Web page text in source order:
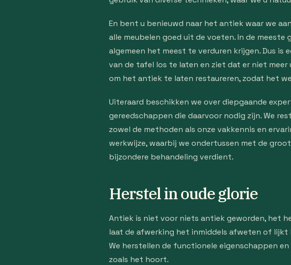
En bent u benieuwd naar het antiek waar we
alle meubelen goed uit de voeten. In de
algemeen het meest te verduren krijgen. Dus
van de tafel los te laten en ziet dat er niet
om het antiek te laten restaureren, zodat het
Uiteraard beschikken we over diepgaande
gereedschappen die daarvoor nodig zijn. We
zowel de methoden als onze vakkennis en
werkwijze, waarbij we ondertussen met de
bijzondere behandeling verdient.
Herstel in oude glorie
Antiek is niet voor niets antiek geworden, het
laat de afwerking het inmiddels afweten of
We herstellen de functionele eigenschappen
zoals het hoort.